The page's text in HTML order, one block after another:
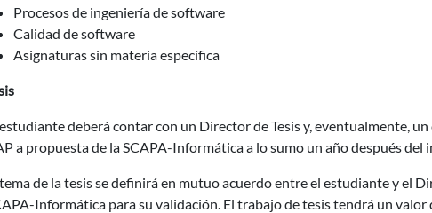
Procesos de ingeniería de software
Calidad de software
Asignaturas sin materia específica
deberá contar con un Director de Tesis y, eventualmente,
a propuesta de la SCAPA-Informática a lo sumo un año después del
de la tesis se definirá en mutuo acuerdo entre el estudiante y el
Informática para su validación. El trabajo de tesis tendrá un valor